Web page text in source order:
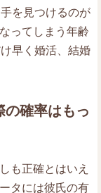
を見つけるのが
ってしまう年齢
早く婚活、結婚
の確率はもっ
も正確とはいえ
タには彼氏の有